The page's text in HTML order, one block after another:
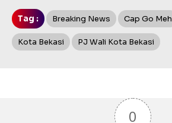
Tag : Breaking News Cap Go Meh
Kota Bekasi PJ Wali Kota Bekasi
0